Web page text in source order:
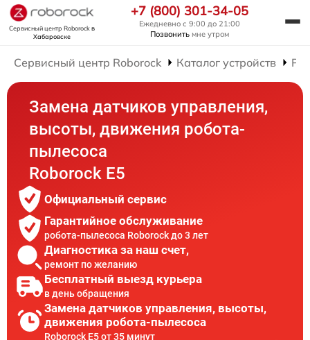
Сервисный центр Roborockв
Хабаровске
+7 (800) 301-34-05
Ежедневно с 9:00 до 21:00
Позвонить мне утром
Сервисный центр Roborock Каталог устройств
Замена датчиков управления,
высоты, движения робота-
пылесоса
Roborock E5
Официальный сервис
Гарантийное обслуживание
робота-пылесоса Roborock до 3 лет
Диагностика за наш счет,
ремонт по желанию
Бесплатный выезд курьера
в день обращения
Замена датчиков управления, высоты,
движения робота-пылесоса
Roborock E5 от 35 минут